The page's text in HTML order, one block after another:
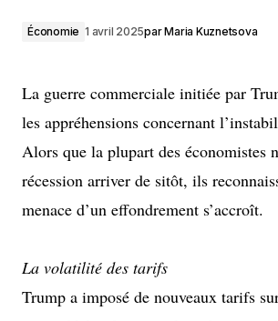
Économie 1 avril 2025parMaria Kuznetsova
La guerre commerciale initiée par
les appréhensions concernant
Alors que la plupart des économistes
récession arriver de sitôt, ils
menace d’un effondrement s’accroît.
La volatilité des tarifs
Trump a imposé de nouveaux tarifs